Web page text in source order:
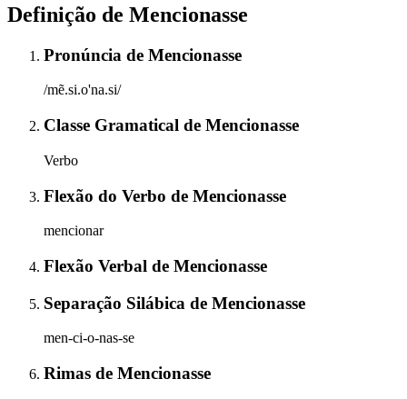
Definição de Mencionasse
Pronúncia de Mencionasse
/mẽ.si.o'na.si/
Classe Gramatical de Mencionasse
Verbo
Flexão do Verbo de Mencionasse
mencionar
Flexão Verbal de Mencionasse
Separação Silábica de Mencionasse
men-ci-o-nas-se
Rimas de Mencionasse